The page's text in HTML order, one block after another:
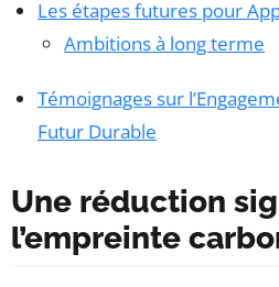
Les étapes futures pour
Ambitions à long terme
Témoignages sur
Futur Durable
Une réduction
l’empreinte